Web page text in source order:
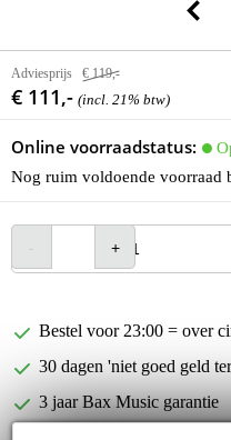
Adviesprijs € 119,-
€ 111,- (incl. 21% btw)
Online voorraadstatus:
Nog ruim voldoende voorraad
Bestel voor 23:00 = over
30 dagen 'niet goed geld
3 jaar Bax Music garantie